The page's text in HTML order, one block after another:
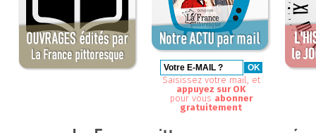
Saisissez votre mail, et
appuyez sur OK
pour vous abonner
gratuitement